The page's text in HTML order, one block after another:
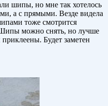
шипы, но мне так хотелось
а с прямыми. Везде видела
тоже смотрится
можно снять, но лучше
Будет заметен